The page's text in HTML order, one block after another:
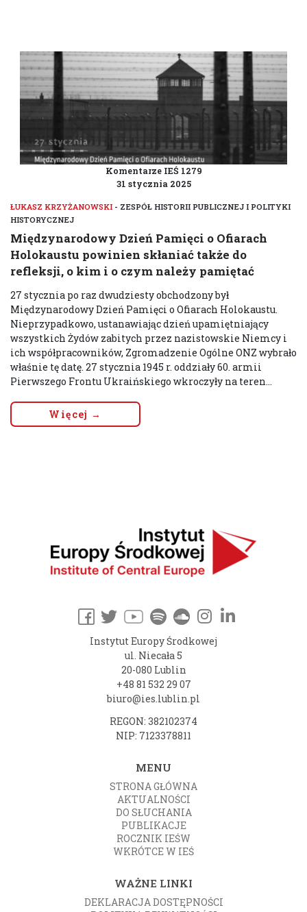
Komentarze IEŚ 1279
31 stycznia 2025
ŁUKASZ KRZYŻANOWSKI - ZESPÓŁ HISTORII PUBLICZNEJ I POLITYKI
HISTORYCZNEJ
Międzynarodowy Dzień Pamięci o Ofiarach
Holokaustu powinien skłaniać także do
refleksji, o kim i o czym należy pamiętać
27 stycznia po raz dwudziesty obchodzony był
Międzynarodowy Dzień Pamięci o Ofiarach Holokaustu.
Nieprzypadkowo, ustanawiając dzień upamiętniający
wszystkich Żydów zabitych przez nazistowskie Niemcy i
ich współpracowników, Zgromadzenie Ogólne ONZ wybrało
właśnie tę datę. 27 stycznia 1945 r. oddziały 60. armii
Pierwszego Frontu Ukraińskiego wkroczyły na teren...
Więcej →
Instytut Europy Środkowej
ul. Niecała 5
20-080 Lublin
+48 81 532 29 07
biuro@ies.lublin.pl
REGON: 382102374
NIP: 7123378811
MENU
STRONA GŁÓWNA
AKTUALNOŚCI
DO SŁUCHANIA
PUBLIKACJE
ROCZNIK IEŚW
WKRÓTCE W IEŚ
WAŻNE LINKI
DEKLARACJA DOSTĘPNOŚCI